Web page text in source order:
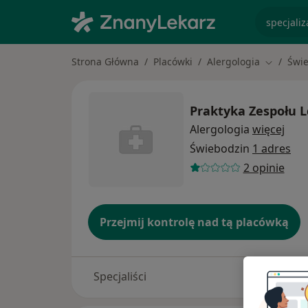
Strona Główna Placówki Alergologia Zmień
Praktyka Zespołu
Alergologia więcej
Świebodzin 1 adres
2 opinie
Przejmij kontrolę nad tą placówką
Specjaliści Adresy